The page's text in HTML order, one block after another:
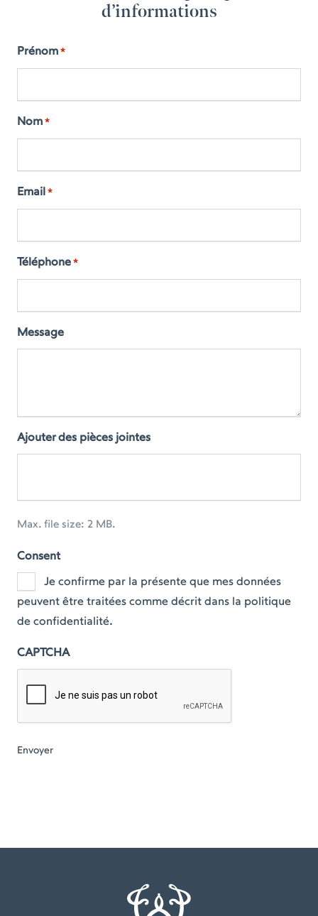
d’informations
Prénom *
Nom *
Email *
Téléphone *
Message
Ajouter des pièces jointes
Max. file size: 2 MB.
Consent
Je confirme par la présente que mes données
peuvent être traitées comme décrit dans la politique
de confidentialité.
CAPTCHA